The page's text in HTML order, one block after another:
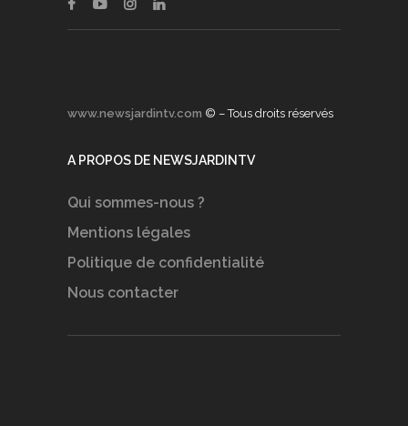
www.newsjardintv.com © – Tous droits réservés
A PROPOS DE NEWSJARDINTV
Qui sommes-nous ?
Mentions légales
Politique de confidentialité
Nous contacter